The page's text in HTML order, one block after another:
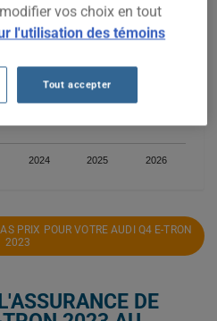
2024 2025 2026
PRIX POUR VOTRE AUDI Q4 E-TRON
2023
DE
vos choix en tout
l'utilisation des témoins
Tout accepter